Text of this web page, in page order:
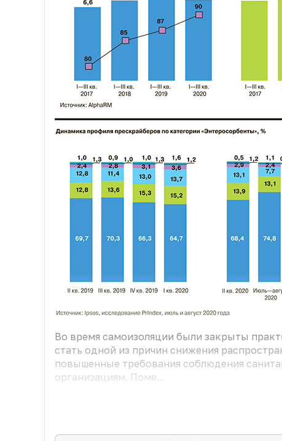
Во время самоизоляции были закрыты
стать одной из причин снижения
повышенные требования соблюдения
организациям. Поме...